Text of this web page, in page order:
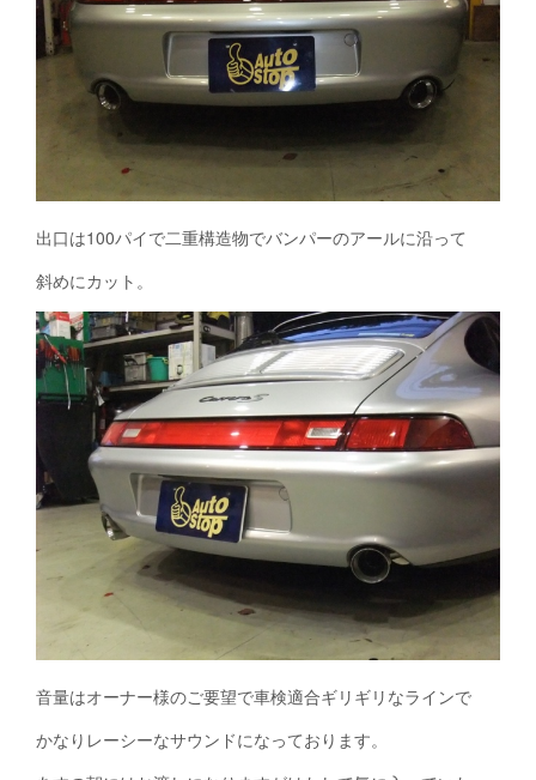
出口は100パイで二重構造物でバンパーのアールに沿って
斜めにカット。
音量はオーナー様のご要望で車検適合ギリギリなラインで
かなりレーシーなサウンドになっております。